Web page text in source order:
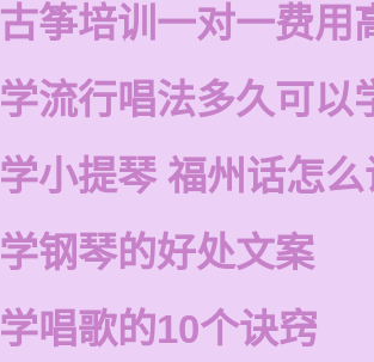
古筝培训一对一费用
学流行唱法多久可以
学小提琴 福州话怎
学钢琴的好处文案
学唱歌的10个诀窍